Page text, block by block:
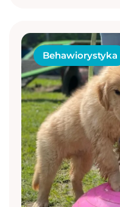
Behawiorystyka